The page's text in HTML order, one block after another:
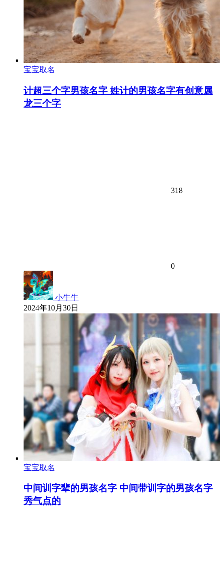
宝宝取名
计超三个字男孩名字 姓计的男孩名字有创意属
龙三个字
318
0
小牛牛
2024年10月30日
宝宝取名
中间训字辈的男孩名字 中间带训字的男孩名字
秀气点的